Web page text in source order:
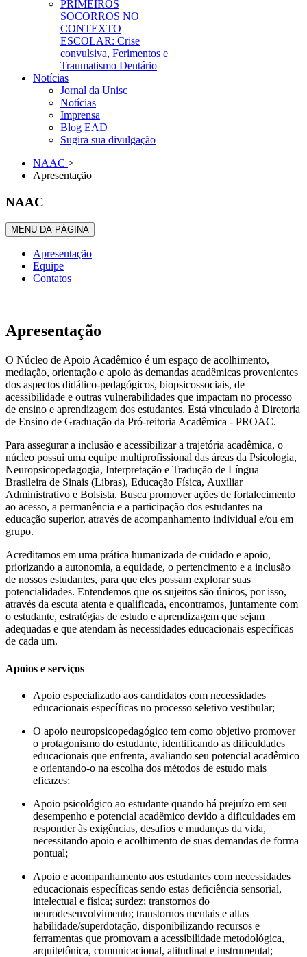
PRIMEIROS
SOCORROS NO
CONTEXTO
ESCOLAR: Crise
convulsiva, Ferimentos e
Traumatismo Dentário
Notícias
Jornal da Unisc
Notícias
Imprensa
Blog EAD
Sugira sua divulgação
NAAC >
Apresentação
NAAC
MENU DA PÁGINA
Apresentação
Equipe
Contatos
Apresentação
O Núcleo de Apoio Acadêmico é um espaço de acolhimento,
mediação, orientação e apoio às demandas acadêmicas provenientes
dos aspectos didático-pedagógicos, biopsicossociais, de
acessibilidade e outras vulnerabilidades que impactam no processo
de ensino e aprendizagem dos estudantes. Está vinculado à Diretoria
de Ensino de Graduação da Pró-reitoria Acadêmica - PROAC.
Para assegurar a inclusão e acessibilizar a trajetória acadêmica, o
núcleo possui uma equipe multiprofissional das áreas da Psicologia,
Neuropsicopedagogia, Interpretação e Tradução de Língua
Brasileira de Sinais (Libras), Educação Física, Auxiliar
Administrativo e Bolsista. Busca promover ações de fortalecimento
ao acesso, a permanência e a participação dos estudantes na
educação superior, através de acompanhamento individual e/ou em
grupo.
Acreditamos em uma prática humanizada de cuidado e apoio,
priorizando a autonomia, a equidade, o pertencimento e a inclusão
de nossos estudantes, para que eles possam explorar suas
potencialidades. Entendemos que os sujeitos são únicos, por isso,
através da escuta atenta e qualificada, encontramos, juntamente com
o estudante, estratégias de estudo e aprendizagem que sejam
adequadas e que atendam às necessidades educacionais específicas
de cada um.
Apoios e serviços
Apoio especializado aos candidatos com necessidades
educacionais específicas no processo seletivo vestibular;
O apoio neuropsicopedagógico tem como objetivo promover
o protagonismo do estudante, identificando as dificuldades
educacionais que enfrenta, avaliando seu potencial acadêmico
e orientando-o na escolha dos métodos de estudo mais
eficazes;
Apoio psicológico ao estudante quando há prejuízo em seu
desempenho e potencial acadêmico devido a dificuldades em
responder às exigências, desafios e mudanças da vida,
necessitando apoio e acolhimento de suas demandas de forma
pontual;
Apoio e acompanhamento aos estudantes com necessidades
educacionais específicas sendo estas deficiência sensorial,
intelectual e física; surdez; transtornos do
neurodesenvolvimento; transtornos mentais e altas
habilidade/superdotação, disponibilizando recursos e
ferramentas que promovam a acessibilidade metodológica,
arquitetônica, comunicacional, atitudinal e instrumental;